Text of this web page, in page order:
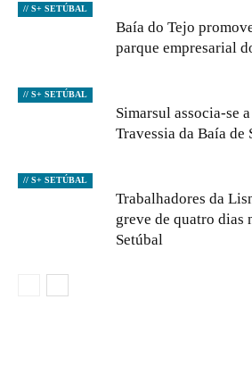
// S+ SETÚBAL
Baía do Tejo
parque empresarial
// S+ SETÚBAL
Simarsul associa-se
Travessia da Baía de
// S+ SETÚBAL
Trabalhadores da
greve de quatro dias
Setúbal